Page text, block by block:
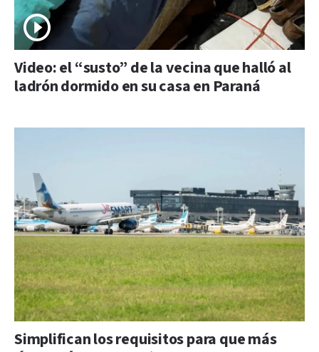
Video: el “susto” de la vecina que halló al
ladrón dormido en su casa en Paraná
Simplifican los requisitos para que más